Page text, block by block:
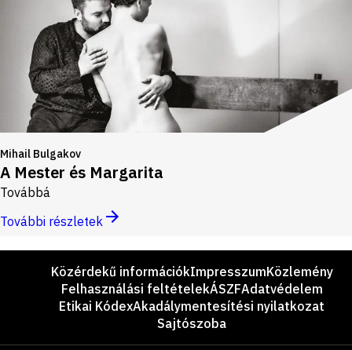
Mihail Bulgakov
A Mester és Margarita
Továbbá
További részletek
LáblécKözérdekű információkImpresszumKözlemény
Felhasználási feltételekÁSZFAdatvédelem
Etikai KódexAkadálymentesítési nyilatkozat
Sajtószoba